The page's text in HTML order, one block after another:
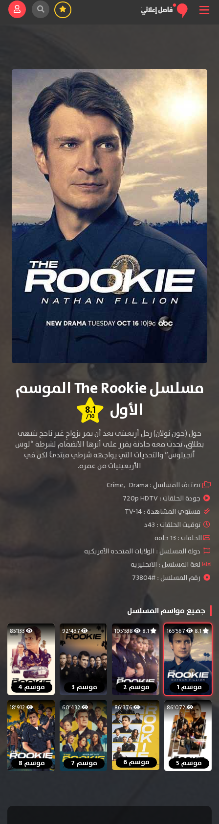
مسلسل The Rookie الموسم
الأول
8.1
/10
حول (جون نولان) رجل أربعيني بعد أن يمر بزواجٍ غير ناجح ينتهي
بطلاق، تحدث معه حادثة يقرر على أثرها الانضمام لشرطة “لوس
أنجيلوس” والتحديات التي يواجهه شرطي مبتدئ لكن في
الأربعينيات من عمره.
تصنيف المسلسل : Crime, Drama
جودة الحلقات :720p HDTV
مستوي المشاهدة :TV-14
توقيت الحلقات : 43د
الحلقات : 13 حلقة
دولة المسلسل : الولايات المتحده الأمريكيه
لغة المسلسل : الانجليزيه
رقم المسلسل : #73804
جميع مواسم المسلسل
8.1
موسم 1
8.1 105٬538
موسم 2
92٬437
موسم 3
85٬133
موسم 4
86٬072
موسم 5
86٬376
موسم 6
60٬432
موسم 7
18٬912
موسم 8